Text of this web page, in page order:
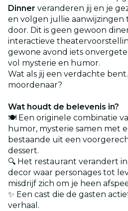
Dinner veranderen jij en je
en volgen jullie aanwijzingen
door. Dit is geen gewoon
interactieve
gewone avond iets
vol mysterie en humor.
Wat als jij een verdachte
moordenaar?
Wat houdt de belevenis in?
🍽️ Een originele combinatie
humor, mysterie samen met
bestaande uit een
dessert.
🔍 Het restaurant verandert
decor waar personages tot
misdrijf zich om je heen
✨ Een cast die de gasten
verhaal.